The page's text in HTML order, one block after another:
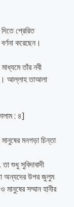
প্রেরিত
করেছেন।
তাঁর নবী
আল্লাহ তাআলা
: ৪]
মনগড়া চিন্তা
শুধু সুবিদাবাদী
অন্যদের উপর জুলুম
সম্মান হানীর